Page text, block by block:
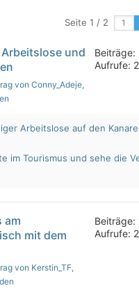
Seite 1 / 2
und
von Conny_Adeje,
Beiträge:
Aufrufe:
Arbeitslose auf den
im Tourismus und sehe die
am
mit dem
von Kerstin_TF,
Beiträge:
Aufrufe: